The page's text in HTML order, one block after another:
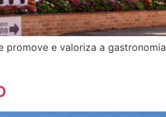
promove e valoriza a gastronomia